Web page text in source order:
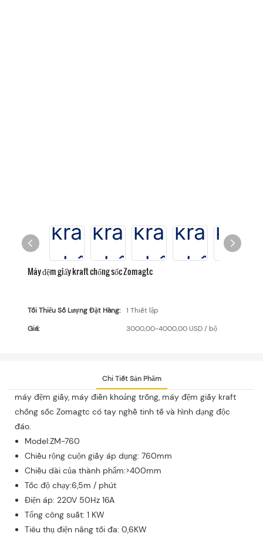
Máy đệm giấy kraft chống sốc Zomagtc
Tối Thiểu Số Lượng Đặt Hàng:
1 Thiết lập
Giá:
3000,00-4000,00 USD / bộ
Chi Tiết Sản Phẩm
máy đệm giấy, máy điền khoảng trống, máy đệm giấy kraft
chống sốc Zomagtc có tay nghề tinh tế và hình dạng độc
đáo.
Model:ZM-760
Chiều rộng cuộn giấy áp dụng: 760mm
Chiều dài của thành phẩm:>400mm
Tốc độ chạy:6,5m / phút
Điện áp: 220V 50Hz 16A
Tổng công suất: 1 KW
Tiêu thụ điện năng tối đa: 0,6KW